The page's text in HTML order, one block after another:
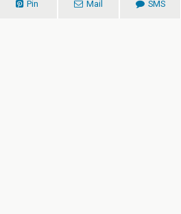
Pin Mail SMS